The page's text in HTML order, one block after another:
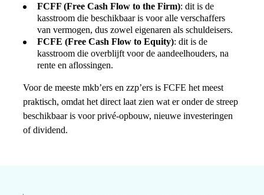
FCFF (Free Cash Flow to the Firm): dit is de
kasstroom die beschikbaar is voor alle verschaffers
van vermogen, dus zowel eigenaren als schuldeisers.
FCFE (Free Cash Flow to Equity): dit is de
kasstroom die overblijft voor de aandeelhouders, na
rente en aflossingen.
Voor de meeste mkb’ers en zzp’ers is FCFE het meest
praktisch, omdat het direct laat zien wat er onder de streep
beschikbaar is voor privé-opbouw, nieuwe investeringen
of dividend.